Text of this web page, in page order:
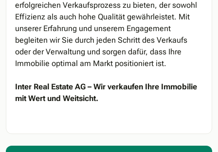
erfolgreichen Verkaufsprozess zu bieten, der sowohl
Effizienz als auch hohe Qualität gewährleistet. Mit
unserer Erfahrung und unserem Engagement
begleiten wir Sie durch jeden Schritt des Verkaufs
oder der Verwaltung und sorgen dafür, dass Ihre
Immobilie optimal am Markt positioniert ist.
Inter Real Estate AG – Wir verkaufen Ihre Immobilie
mit Wert und Weitsicht.